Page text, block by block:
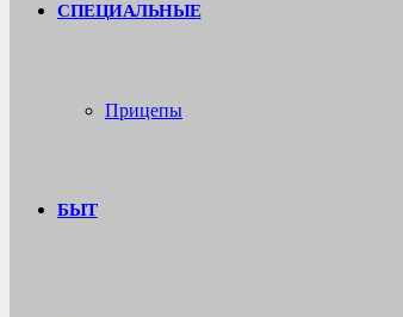
СПЕЦИАЛЬНЫЕ
Прицепы
БЫТ